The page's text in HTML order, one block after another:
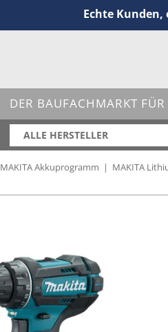
Echte Kunden,
DER BAUFACHMARKT
ALLE HERSTELLER
MAKITA Akkuprogramm | MAKITA